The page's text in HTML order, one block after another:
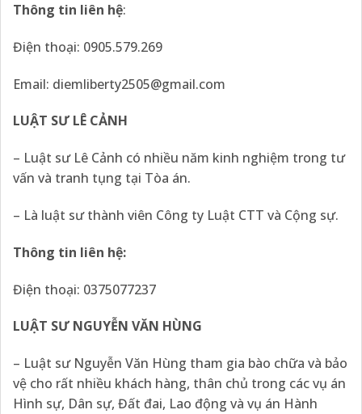
Thông tin liên hệ:
Điện thoại: 0905.579.269
Email: diemliberty2505@gmail.com
LUẬT SƯ LÊ CẢNH
– Luật sư Lê Cảnh có nhiều năm kinh nghiệm trong tư
vấn và tranh tụng tại Tòa án.
– Là luật sư thành viên Công ty Luật CTT và Cộng sự.
Thông tin liên hệ:
Điện thoại: 0375077237
LUẬT SƯ NGUYỄN VĂN HÙNG
– Luật sư Nguyễn Văn Hùng tham gia bào chữa và bảo
vệ cho rất nhiều khách hàng, thân chủ trong các vụ án
Hình sự, Dân sự, Đất đai, Lao động và vụ án Hành